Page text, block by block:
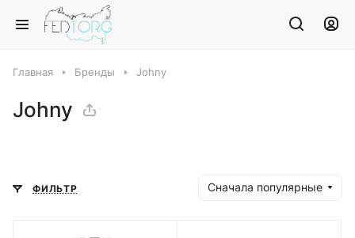
Главная Бренды Johny
Johny
ФИЛЬТР Сначала популярные